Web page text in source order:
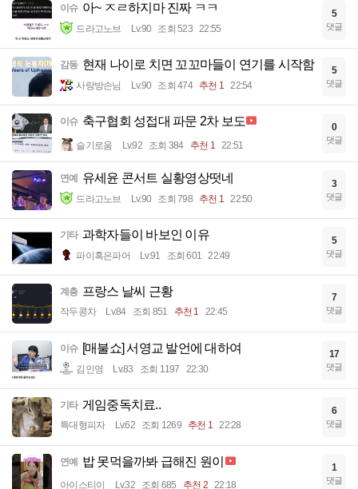
이슈 아~ ㅈㄹ하지마 진짜 ㅋㅋ
드라고노브 Lv.90 조회 523 22:55
5
댓글
감동 현재 나이로 치면 꼬꼬마들이 연기를 시작함
사랑방손님 Lv.90 조회 474 추천 1 22:54
5
댓글
이슈 축구협회 성접대 파문 2차 보도
슬기로움 Lv.92 조회 384 추천 1 22:51
0
댓글
연예 유세윤 콘서트 실황영상떳네
드라고노브 Lv.90 조회 798 추천 1 22:50
3
댓글
기타 과학자들이 바보인 이유
파이혹은파어 Lv.91 조회 601 22:49
5
댓글
계층 프랑스 날씨 근황
작두콩차 Lv.84 조회 851 추천 1 22:45
7
댓글
이슈 [매불쇼] 서영교 발언에 대하여
김인영 Lv.83 조회 1197 22:30
17
댓글
기타 게임중독치료..
특대형피자 Lv.62 조회 1269 추천 1 22:28
6
댓글
연예 밥 못먹을까봐 급해진 원이
아이스티이 Lv.32 조회 685 추천 2 22:18
1
댓글